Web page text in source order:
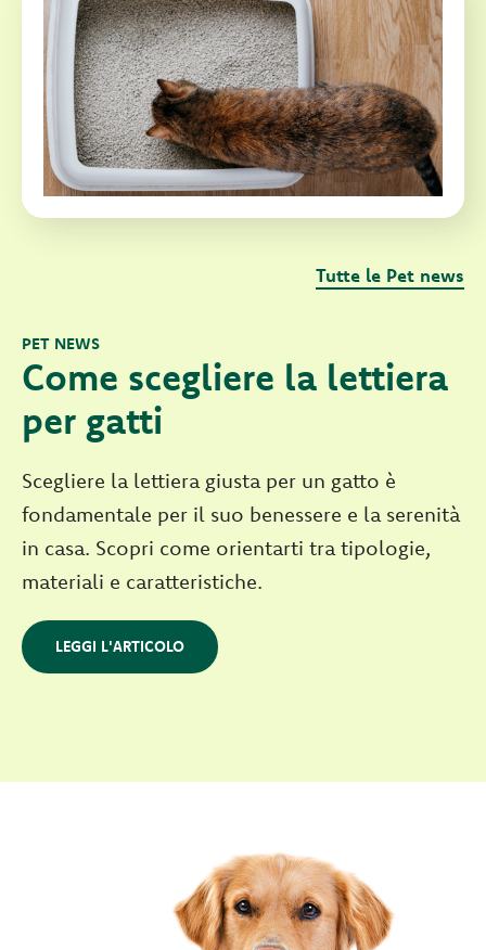
PET NEWS
Come scegliere la lettiera
per gatti
Scegliere la lettiera giusta per un gatto è
fondamentale per il suo benessere e la serenità
in casa. Scopri come orientarti tra tipologie,
materiali e caratteristiche.
LEGGI L'ARTICOLO
Tutte le Pet news